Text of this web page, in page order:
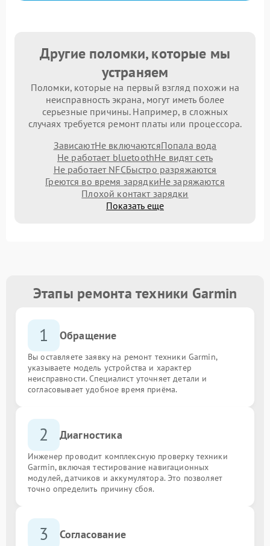
Другие поломки, которые мы
устраняем
Поломки, которые на первый взгляд похожи на
неисправность экрана, могут иметь более
серьезные причины. Например, в сложных
случаях требуется ремонт платы или процессора.
ЗависаютНе включаютсяПопала вода
Не работает bluetoothНе видят сеть
Не работает NFCБыстро разряжаются
Греются во время зарядкиНе заряжаются
Плохой контакт зарядки
Показать еще
Этапы ремонта техники Garmin
1 Обращение
Вы оставляете заявку на ремонт техники Garmin,
указываете модель устройства и характер
неисправности. Специалист уточняет детали и
согласовывает удобное время приёма.
2 Диагностика
Инженер проводит комплексную проверку техники
Garmin, включая тестирование навигационных
модулей, датчиков и аккумулятора. Это позволяет
точно определить причину сбоя.
3 Согласование